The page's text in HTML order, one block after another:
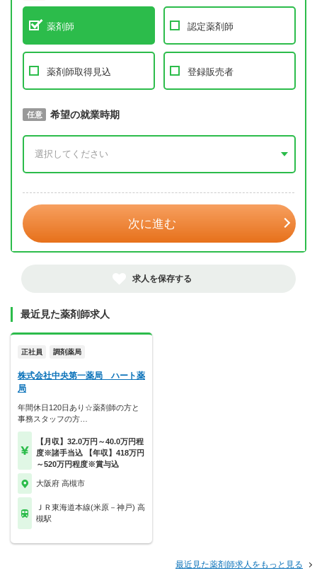
薬剤師 認定薬剤師
薬剤師取得見込 登録販売者
必須 取得予定年
任意 希望の就業時期
次に進む
求人を保存する
最近見た薬剤師求人
正社員 調剤薬局
株式会社中央第一薬局 ハート薬
局
年間休日120日あり☆薬剤師の方と
事務スタッフの方…
【月収】32.0万円～40.0万円程
度※諸手当込 【年収】418万円
～520万円程度※賞与込
大阪府 高槻市
ＪＲ東海道本線(米原－神戸) 高
槻駅
最近見た薬剤師求人をもっと見る